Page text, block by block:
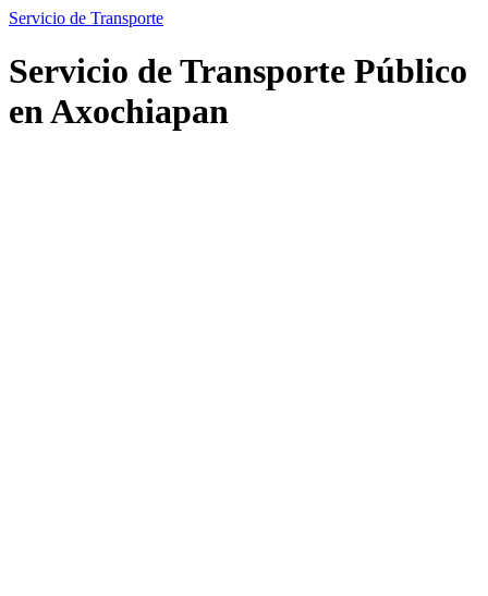
Servicio de Transporte
Servicio de Transporte Público
en Axochiapan